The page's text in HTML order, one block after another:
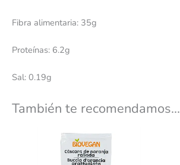
Fibra alimentaria: 35g
Proteínas: 6.2g
Sal: 0.19g
También te recomendamos…